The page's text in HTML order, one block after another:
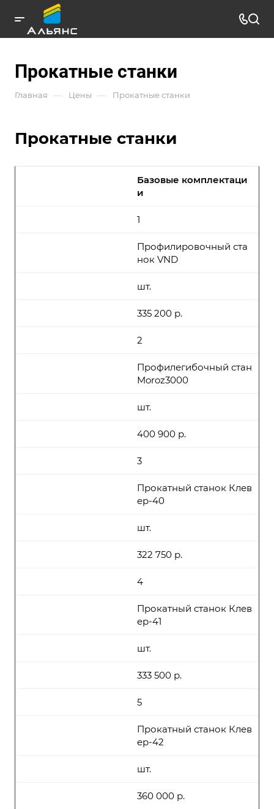
Прокатные станки
Главная — Цены — Прокатные станки
Прокатные станки
Базовые комплектаци
и
1
Профилировочный ста
нок VND
шт.
335 200 р.
2
Профилегибочный стан
Moroz3000
шт.
400 900 р.
3
Прокатный станок Клев
ер-40
шт.
322 750 р.
4
Прокатный станок Клев
ер-41
шт.
333 500 р.
5
Прокатный станок Клев
ер-42
шт.
360 000 р.